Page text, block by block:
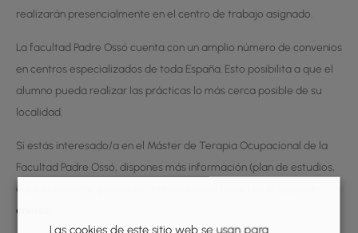
realizarán presencialmente en el centro de trabajo asignado.
La facultad Padre Ossó cuenta con un amplio número de convenios
en centros especializados de toda España. Esto posibilita a que el
alumno pueda realizar las prácticas lo más cerca posible de su
localidad.
Si estás interesado/a en el Máster de Terapia Ocupacional de la
Facultad Padre Ossó, dispones más información (plan de estudios,
equipo docente, plazos de matriculación, tasas) en el siguiente
enlace
Las cookies de este sitio web se usan para